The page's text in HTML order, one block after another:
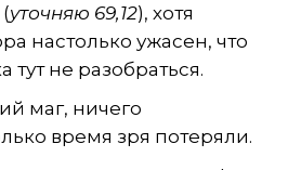
уточняю 69,12), хотя
настолько ужасен, что
тут не разобраться.
маг, ничего
время зря потеряли.